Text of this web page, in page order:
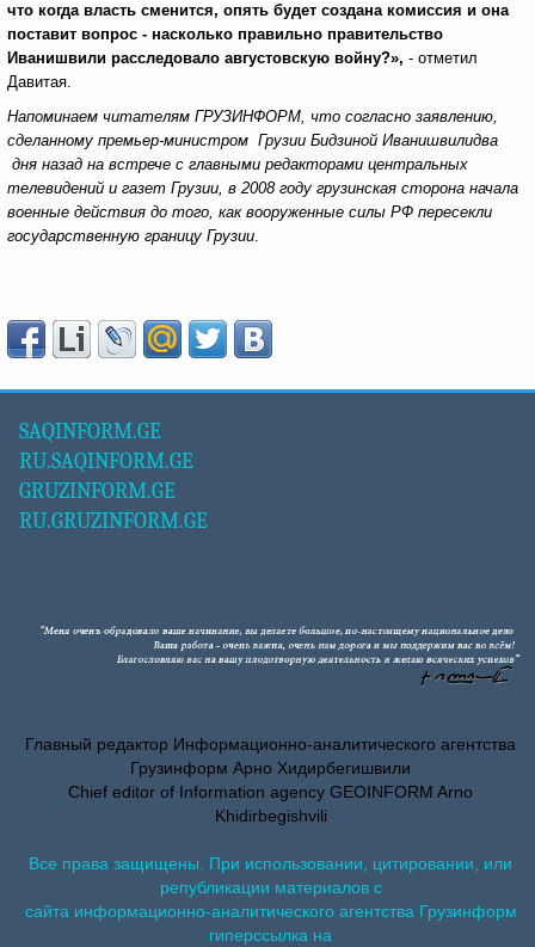
что когда власть сменится, опять будет создана комиссия и она
поставит вопрос - насколько правильно правительство
Иванишвили расследовало августовскую войну?», - отметил
Давитая.
Напоминаем читателям ГРУЗИНФОРМ, что согласно заявлению,
сделанному премьер-министром Грузии Бидзиной Иванишвилидва
дня назад на встрече с главными редакторами центральных
телевидений и газет Грузии, в 2008 году грузинская сторона начала
военные действия до того, как вооруженные силы РФ пересекли
государственную границу Грузии.
SAQINFORM.GE
RU.SAQINFORM.GE
GRUZINFORM.GE
RU.GRUZINFORM.GE
Главный редактор Информационно-аналитического агентства
Грузинформ Арно Хидирбегишвили
Chief editor of Information agency GEOINFORM Arno
Khidirbegishvili
Все права защищены. При использовании, цитировании, или
републикации материалов с
сайта информационно-аналитического агентства Грузинформ
гиперссылка на